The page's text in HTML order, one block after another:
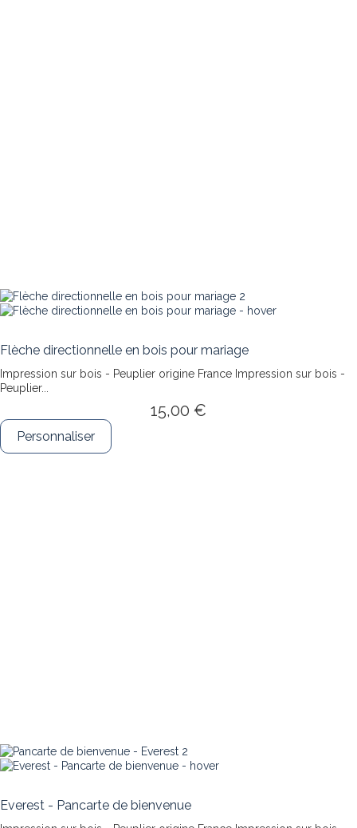
Flèche directionnelle en bois pour mariage
Impression sur bois - Peuplier origine France Impression sur bois -
Peuplier...
15,00 €
Personnaliser
Everest - Pancarte de bienvenue